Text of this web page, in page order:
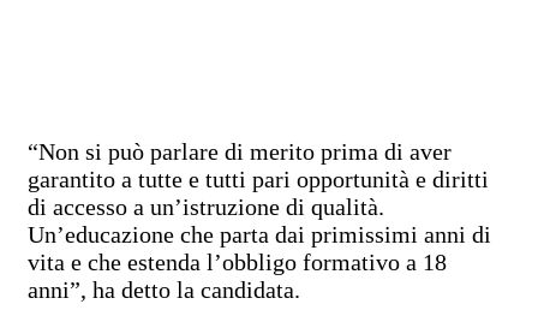
“Non si può parlare di merito prima di aver
garantito a tutte e tutti pari opportunità e diritti
di accesso a un’istruzione di qualità.
Un’educazione che parta dai primissimi anni di
vita e che estenda l’obbligo formativo a 18
anni”, ha detto la candidata.